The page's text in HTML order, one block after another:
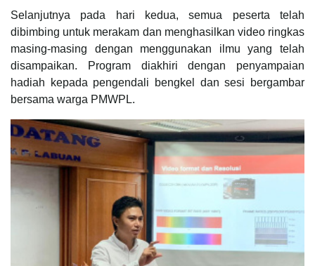
Selanjutnya pada hari kedua, semua peserta telah
dibimbing untuk merakam dan menghasilkan video ringkas
masing-masing dengan menggunakan ilmu yang telah
disampaikan. Program diakhiri dengan penyampaian
hadiah kepada pengendali bengkel dan sesi bergambar
bersama warga PMWPL.